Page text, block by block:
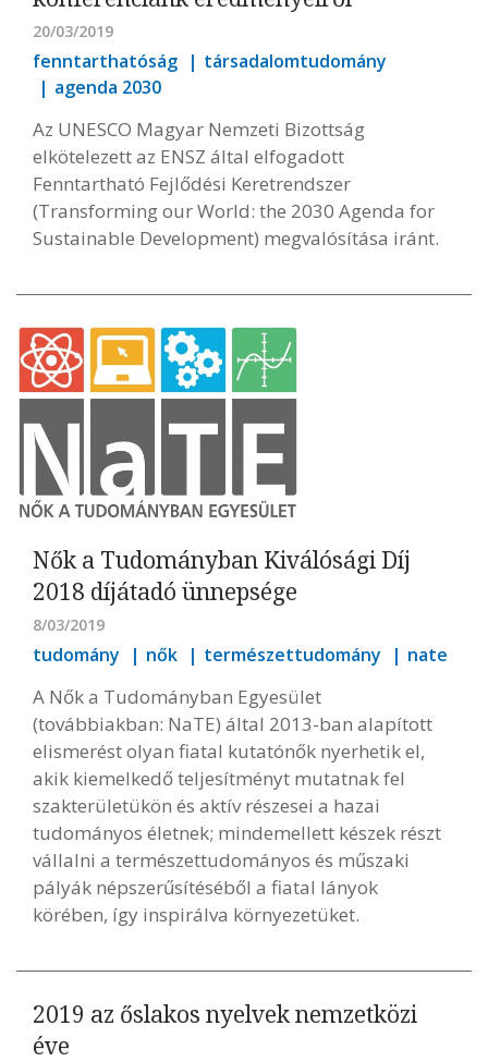
20/03/2019
fenntarthatóság
társadalomtudomány
agenda 2030
Az UNESCO Magyar Nemzeti Bizottság
elkötelezett az ENSZ által elfogadott
Fenntartható Fejlődési Keretrendszer
(Transforming our World: the 2030 Agenda for
Sustainable Development) megvalósítása iránt.
Nők a Tudományban Kiválósági Díj
2018 díjátadó ünnepsége
8/03/2019
tudomány nők természettudomány nate
A Nők a Tudományban Egyesület
(továbbiakban: NaTE) által 2013-ban alapított
elismerést olyan fiatal kutatónők nyerhetik el,
akik kiemelkedő teljesítményt mutatnak fel
szakterületükön és aktív részesei a hazai
tudományos életnek; mindemellett készek részt
vállalni a természettudományos és műszaki
pályák népszerűsítéséből a fiatal lányok
körében, így inspirálva környezetüket.
2019 az őslakos nyelvek nemzetközi
éve